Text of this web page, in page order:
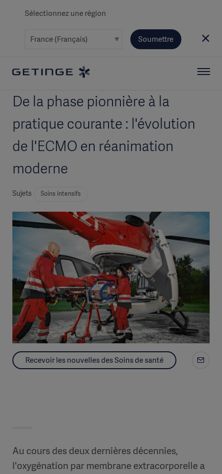
Sélectionnez une région
Soumettre
De la phase pionnière à la
pratique courante : l'évolution
de l'ECMO en réanimation
moderne
Sujets Soins intensifs
Recevoir les nouvelles des Soins de santé
Au cours des deux dernières décennies,
l'oxygénation par membrane extracorporelle a